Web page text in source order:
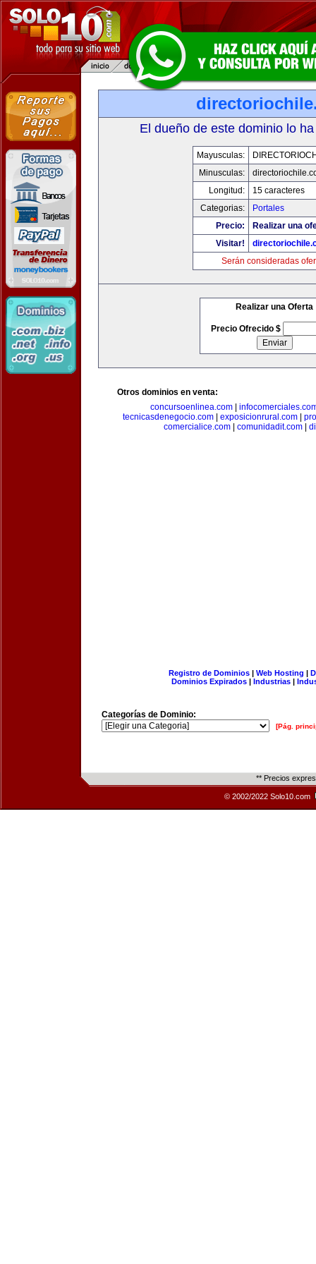
El dueño de este dominio lo
Mayusculas:
Minusculas:
Longitud:
15 caracteres
Categorias:
Portales
Precio:
Realizar una
Visitar!
Serán consideradas
Realizar una Oferta
Precio Ofrecido $
Otros dominios en venta:
concursoenlinea.com|
tecnicasdenegocio.com
exposicionrural.com
comercialice.com| comunidadit.com|
Registro de Dominios| Web Hosting |
Dominios Expirados | Industrias |
Categorías de Dominio:
[Pág.
** Precios
© 2002/2022 Solo10.com